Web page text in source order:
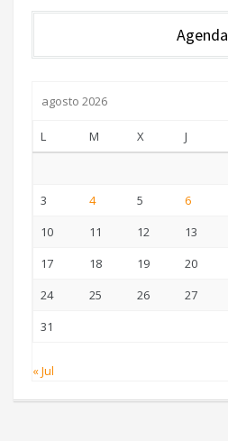
Agenda
agosto 2026
L M X J
3
4 5 6
10
11 12 13
17
18 19 20
24
25 26 27
31
« Jul